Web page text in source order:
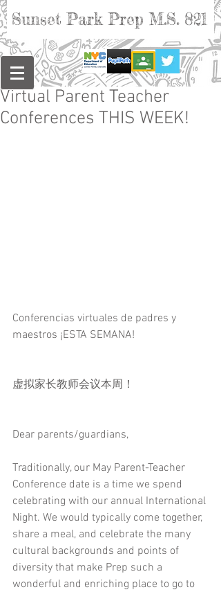
Sunset Park Prep M.S. 821
Virtual Parent Teacher
Conferences THIS WEEK!
Conferencias virtuales de padres y
maestros ¡ESTA SEMANA!
虚拟家长教师会议本周！
Dear parents/guardians,
Traditionally, our May Parent-Teacher
Conference date is a time we spend
celebrating with our annual International
Night. We would typically come together,
share a meal, and celebrate the many
cultural backgrounds and points of
diversity that make Prep such a
wonderful and enriching place to go to